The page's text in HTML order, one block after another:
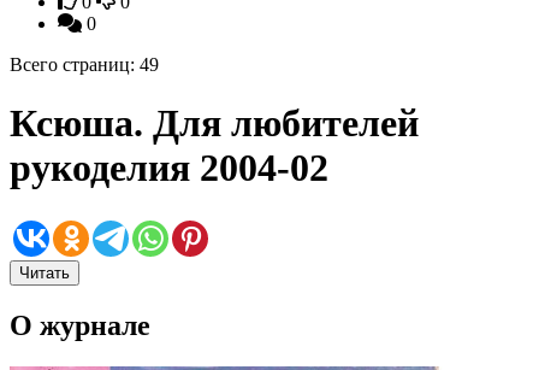
0
Всего страниц: 49
Ксюша. Для любителей
рукоделия 2004-02
Читать
О журнале